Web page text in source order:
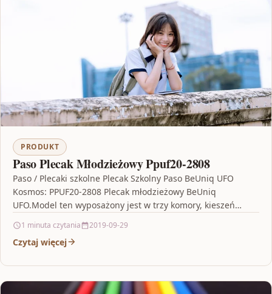
PRODUKT
Paso Plecak Młodzieżowy Ppuf20-2808
Paso / Plecaki szkolne Plecak Szkolny Paso BeUniq UFO
Kosmos: PPUF20-2808 Plecak młodzieżowy BeUniq
UFO.Model ten wyposażony jest w trzy komory, kieszeń
1 minuta czytania 2019-09-29
Czytaj więcej